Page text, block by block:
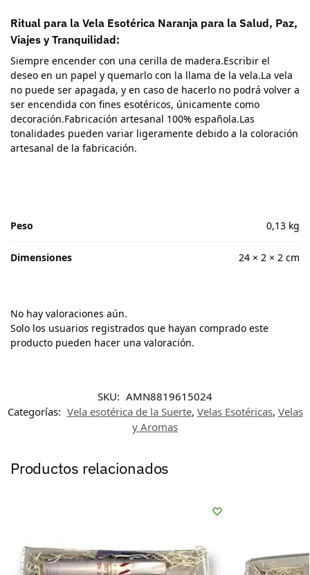
Ritual para la Vela Esotérica Naranja para la Salud, Paz,
Viajes y Tranquilidad:
Siempre encender con una cerilla de madera.Escribir el
deseo en un papel y quemarlo con la llama de la vela.La vela
no puede ser apagada, y en caso de hacerlo no podrá volver a
ser encendida con fines esotéricos, únicamente como
decoración.Fabricación artesanal 100% española.Las
tonalidades pueden variar ligeramente debido a la coloración
artesanal de la fabricación.
Peso 0,13 kg
Dimensiones 24 × 2 × 2 cm
No hay valoraciones aún.
Solo los usuarios registrados que hayan comprado este
producto pueden hacer una valoración.
SKU: AMN8819615024
Categorías: Vela esotérica de la Suerte, Velas Esotéricas, Velas
y Aromas
Productos relacionados